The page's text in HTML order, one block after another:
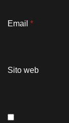
Email *
Sito web